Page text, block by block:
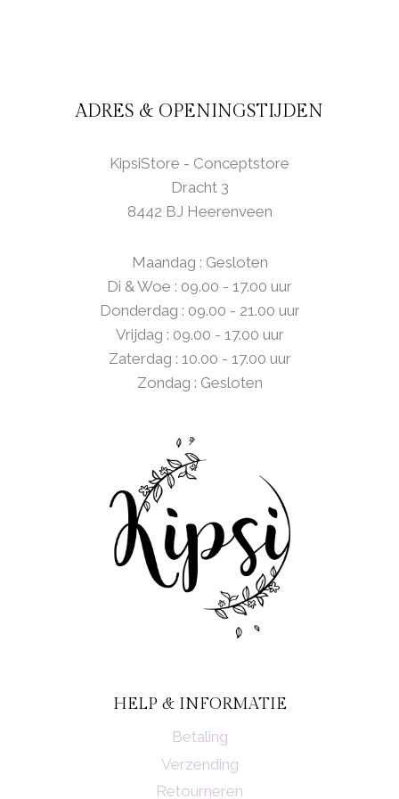
ADRES & OPENINGSTIJDEN
KipsiStore - Conceptstore
Dracht 3
8442 BJ Heerenveen
Maandag : Gesloten
Di & Woe : 09.00 - 17.00 uur
Donderdag : 09.00 - 21.00 uur
Vrijdag : 09.00 - 17.00 uur
Zaterdag : 10.00 - 17.00 uur
Zondag : Gesloten
HELP & INFORMATIE
Betaling
Verzending
Retourneren